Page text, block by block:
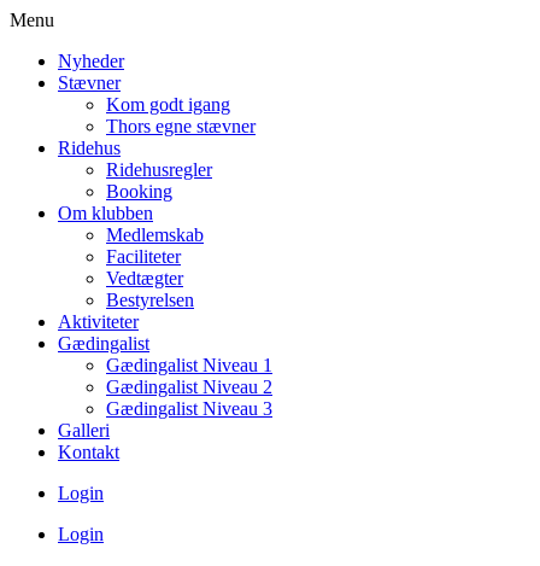
Menu
Nyheder
Stævner
Kom godt igang
Thors egne stævner
Ridehus
Ridehusregler
Booking
Om klubben
Medlemskab
Faciliteter
Vedtægter
Bestyrelsen
Aktiviteter
Gædingalist
Gædingalist Niveau 1
Gædingalist Niveau 2
Gædingalist Niveau 3
Galleri
Kontakt
Login
Login